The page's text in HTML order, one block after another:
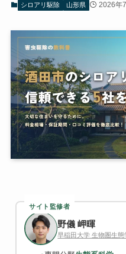
シロアリ駆除 山形県 2026年
サイト監修者
野儀 岬暉
早稲田大学 生物圏生